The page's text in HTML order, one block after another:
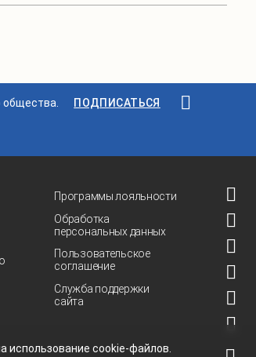
ПОДПИСАТЬСЯ
Программы лояльности
Обработка
персональных данных
Пользовательское
соглашение
Служба поддержки
сайта
использование cookie-файлов.